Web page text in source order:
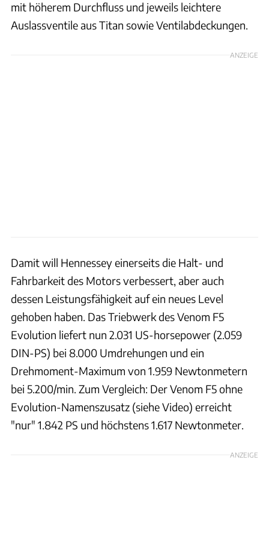
mit höherem Durchfluss und jeweils leichtere
Auslassventile aus Titan sowie Ventilabdeckungen.
ANZEIGE
Damit will Hennessey einerseits die Halt- und
Fahrbarkeit des Motors verbessert, aber auch
dessen Leistungsfähigkeit auf ein neues Level
gehoben haben. Das Triebwerk des Venom F5
Evolution liefert nun 2.031 US-horsepower (2.059
DIN-PS) bei 8.000 Umdrehungen und ein
Drehmoment-Maximum von 1.959 Newtonmetern
bei 5.200/min. Zum Vergleich: Der Venom F5 ohne
Evolution-Namenszusatz (siehe Video) erreicht
"nur" 1.842 PS und höchstens 1.617 Newtonmeter.
ANZEIGE